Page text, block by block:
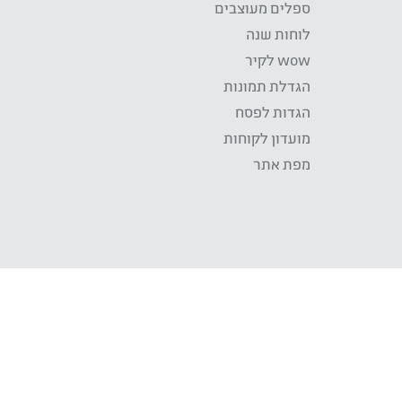
ספלים מעוצבים
לוחות שנה
wow לקיר
הגדלת תמונות
הגדות לפסח
מועדון לקוחות
מפת אתר